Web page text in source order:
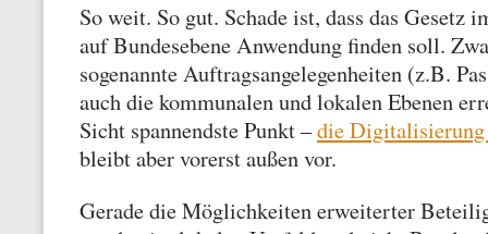
So weit. So gut. Schade ist, dass das Gesetz
auf Bundesebene Anwendung finden soll.
sogenannte Auftragsangelegenheiten (z.B.
auch die kommunalen und lokalen Ebenen
Sicht spannendste Punkt –die
bleibt aber vorerst außen vor.
Gerade die Möglichkeiten erweiterter